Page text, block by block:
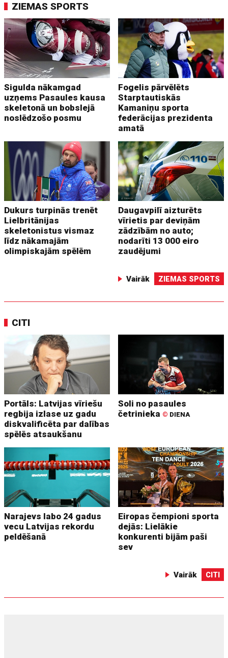
ZIEMAS SPORTS
Sigulda nākamgad
uzņems Pasaules kausa
skeletonā un bobslejā
noslēdzošo posmu
Fogelis pārvēlēts
Starptautiskās
Kamaniņu sporta
federācijas prezidenta
amatā
Dukurs turpinās trenēt
Lielbritānijas
skeletonistus vismaz
līdz nākamajām
olimpiskajām spēlēm
Daugavpilī aizturēts
vīrietis par deviņām
zādzībām no auto;
nodarīti 13 000 eiro
zaudējumi
Vairāk ZIEMAS SPORTS
CITI
Portāls: Latvijas vīriešu
regbija izlase uz gadu
diskvalificēta par dalības
spēlēs atsaukšanu
Soli no pasaules
četrinieka © DIENA
Narajevs labo 24 gadus
vecu Latvijas rekordu
peldēšanā
Eiropas čempioni sporta
dejās: Lielākie
konkurenti bijām paši
sev
Vairāk CITI